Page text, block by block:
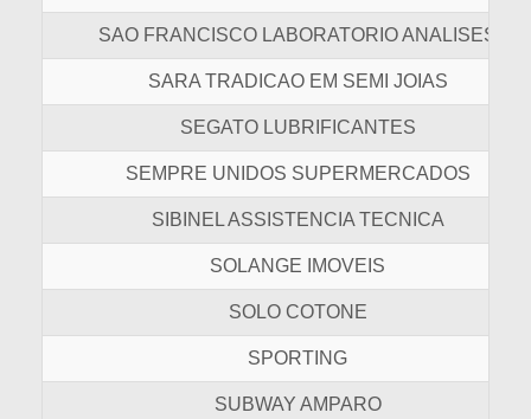
SAO FRANCISCO LABORATORIO ANALISES
SARA TRADICAO EM SEMI JOIAS
SEGATO LUBRIFICANTES
SEMPRE UNIDOS SUPERMERCADOS
SIBINEL ASSISTENCIA TECNICA
SOLANGE IMOVEIS
SOLO COTONE
SPORTING
SUBWAY AMPARO